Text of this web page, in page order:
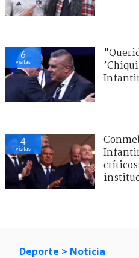
6
visitas
4
visitas
Deporte > Noticia